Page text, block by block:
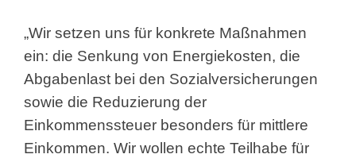
„Wir setzen uns für konkrete Maßnahmen
ein: die Senkung von Energiekosten, die
Abgabenlast bei den Sozialversicherungen
sowie die Reduzierung der
Einkommenssteuer besonders für mittlere
Einkommen. Wir wollen echte Teilhabe für